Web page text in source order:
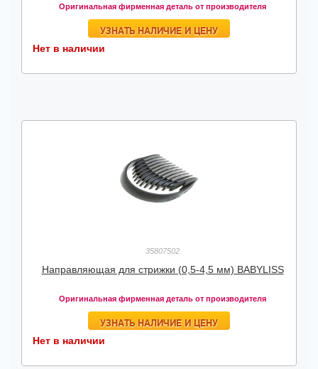
Оригинальная фирменная деталь от производителя
УЗНАТЬ НАЛИЧИЕ И ЦЕНУ
Нет в наличии
35807502
Направляющая для стрижки (0,5-4,5 мм) BABYLISS
Оригинальная фирменная деталь от производителя
УЗНАТЬ НАЛИЧИЕ И ЦЕНУ
Нет в наличии